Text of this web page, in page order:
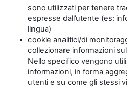
sono utilizzati per tenere
espresse dall’utente (es:
lingua)
cookie analitici/di
collezionare informazioni
Nello specifico vengono
informazioni, in forma
utenti e su come gli stessi